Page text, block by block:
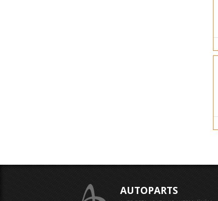
AUTOPARTS